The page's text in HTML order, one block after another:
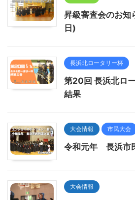
昇級審査会のお知
日)
長浜北ロータリー杯
第20回 長浜北ロ
結果
大会情報 市民大会
令和元年 長浜市
大会情報